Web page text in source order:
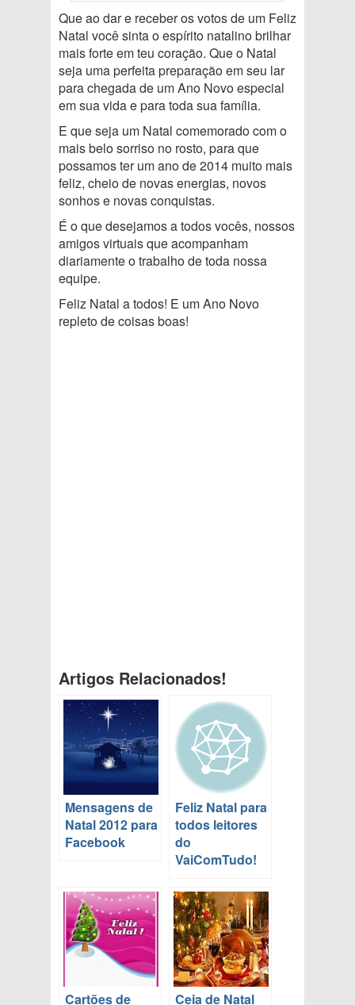
Que ao dar e receber os votos de um Feliz
Natal você sinta o espírito natalino brilhar
mais forte em teu coração. Que o Natal
seja uma perfeita preparação em seu lar
para chegada de um Ano Novo especial
em sua vida e para toda sua família.
E que seja um Natal comemorado com o
mais belo sorriso no rosto, para que
possamos ter um ano de 2014 muito mais
feliz, cheio de novas energias, novos
sonhos e novas conquistas.
É o que desejamos a todos vocês, nossos
amigos virtuais que acompanham
diariamente o trabalho de toda nossa
equipe.
Feliz Natal a todos! E um Ano Novo
repleto de coisas boas!
Artigos Relacionados!
Mensagens de
Natal 2012 para
Facebook
Feliz Natal para
todos leitores
do
VaiComTudo!
Cartões de Ceia de Natal